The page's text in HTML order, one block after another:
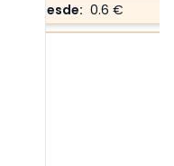
Precio desde: 0.6 €